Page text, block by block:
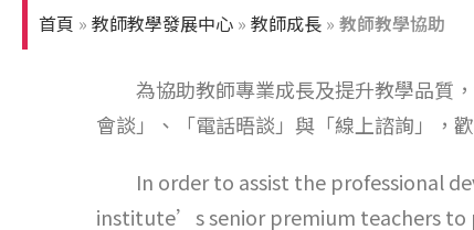
首頁 » 教師教學發展中心 » 教師成長 » 教師教學協助
為協助教師專業成長及提升教學品質，
會談」、「電話晤談」與「線上諮詢」，
In order to assist the professional
institute’s senior premium teachers to